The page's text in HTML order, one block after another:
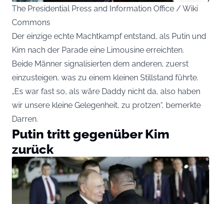
The Presidential Press and Information Office / Wiki
Commons
Der einzige echte Machtkampf entstand, als Putin und
Kim nach der Parade eine Limousine erreichten.
Beide Männer signalisierten dem anderen, zuerst
einzusteigen, was zu einem kleinen Stillstand führte.
„Es war fast so, als wäre Daddy nicht da, also haben
wir unsere kleine Gelegenheit, zu protzen“, bemerkte
Darren.
Putin tritt gegenüber Kim
zurück